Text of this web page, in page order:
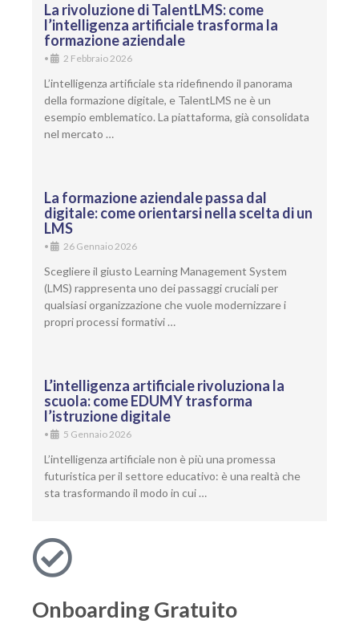
La rivoluzione di TalentLMS: come
l’intelligenza artificiale trasforma la
formazione aziendale
• 2 Febbraio 2026
L’intelligenza artificiale sta ridefinendo il panorama
della formazione digitale, e TalentLMS ne è un
esempio emblematico. La piattaforma, già consolidata
nel mercato …
La formazione aziendale passa dal
digitale: come orientarsi nella scelta di un
LMS
• 26 Gennaio 2026
Scegliere il giusto Learning Management System
(LMS) rappresenta uno dei passaggi cruciali per
qualsiasi organizzazione che vuole modernizzare i
propri processi formativi …
L’intelligenza artificiale rivoluziona la
scuola: come EDUMY trasforma
l’istruzione digitale
• 5 Gennaio 2026
L’intelligenza artificiale non è più una promessa
futuristica per il settore educativo: è una realtà che
sta trasformando il modo in cui …
Onboarding Gratuito